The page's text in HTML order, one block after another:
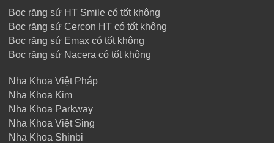
Bọc răng sứ HT Smile có tốt không
Bọc răng sứ Cercon HT có tốt không
Bọc răng sứ Emax có tốt không
Bọc răng sứ Nacera có tốt không
Nha Khoa Việt Pháp
Nha Khoa Kim
Nha Khoa Parkway
Nha Khoa Việt Sing
Nha Khoa Shinbi